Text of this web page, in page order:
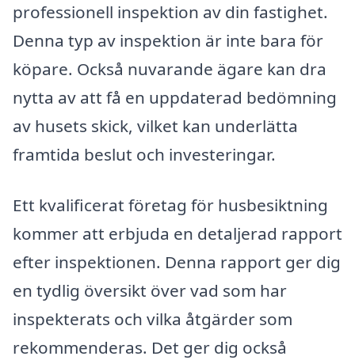
professionell inspektion av din fastighet.
Denna typ av inspektion är inte bara för
köpare. Också nuvarande ägare kan dra
nytta av att få en uppdaterad bedömning
av husets skick, vilket kan underlätta
framtida beslut och investeringar.
Ett kvalificerat företag för husbesiktning
kommer att erbjuda en detaljerad rapport
efter inspektionen. Denna rapport ger dig
en tydlig översikt över vad som har
inspekterats och vilka åtgärder som
rekommenderas. Det ger dig också